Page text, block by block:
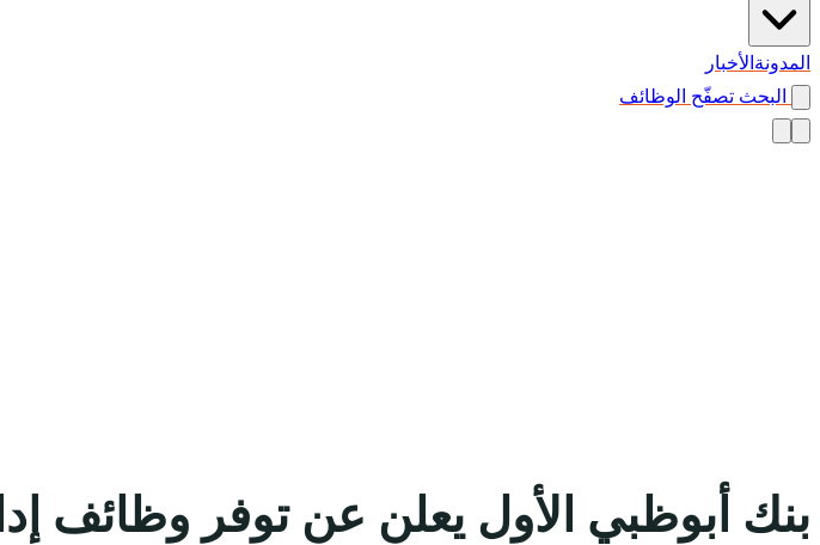
المدونة الأخبار
البحث تصفّح الوظائف
بنك أبوظبي الأول يعلن عن توفر وظائف